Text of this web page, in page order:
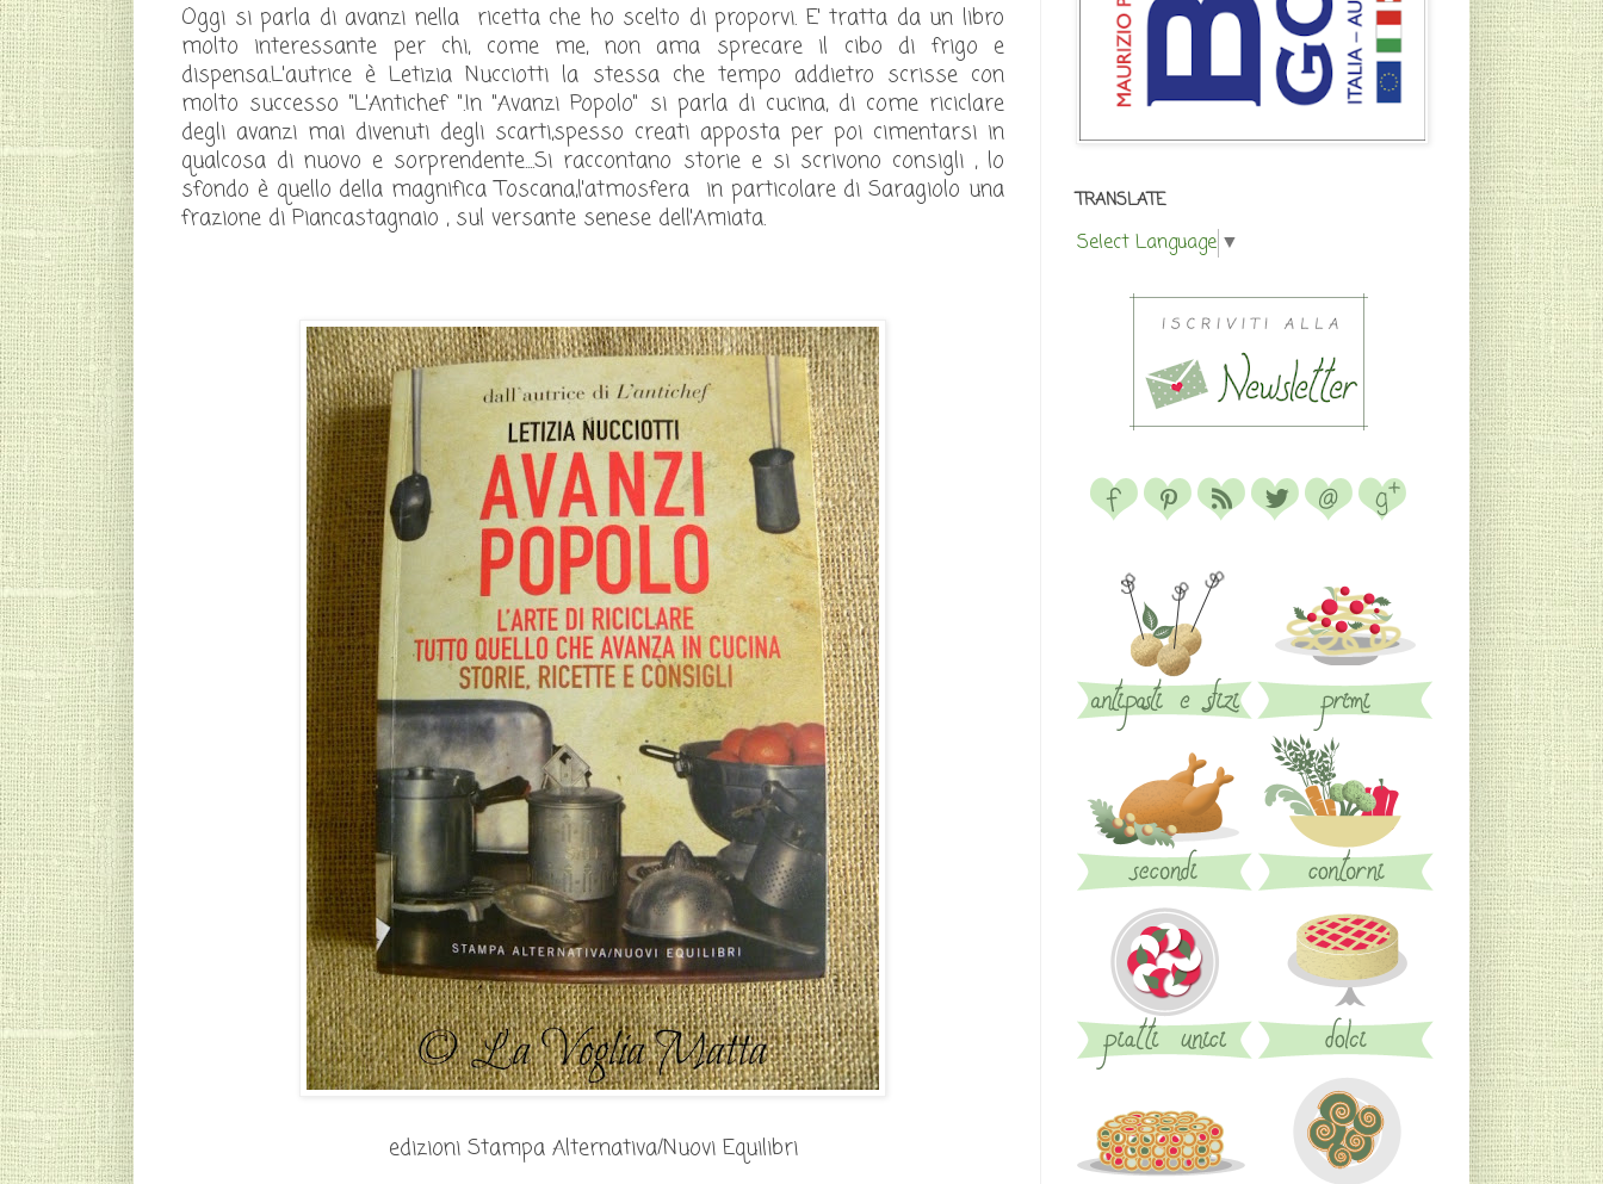
Oggi si parla di avanzi nella ricetta che ho scelto di proporvi. E' tratta da un libro
molto interessante per chi, come me, non ama sprecare il cibo di frigo e
dispensa.L'autrice è Letizia Nucciotti la stessa che tempo addietro scrisse con
molto successo "L'Antichef ".In "Avanzi Popolo" si parla di cucina, di come riciclare
degli avanzi mai divenuti degli scarti,spesso creati apposta per poi cimentarsi in
qualcosa di nuovo e sorprendente....Si raccontano storie e si scrivono consigli , lo
sfondo è quello della magnifica Toscana,l'atmosfera in particolare di Saragiolo una
frazione di Piancastagnaio , sul versante senese dell'Amiata.
edizioni Stampa Alternativa/Nuovi Equilibri
TRANSLATE
Select Language ▼